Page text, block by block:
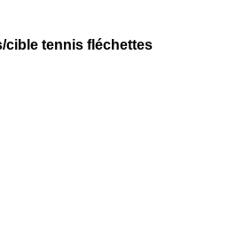
cible tennis fléchettes